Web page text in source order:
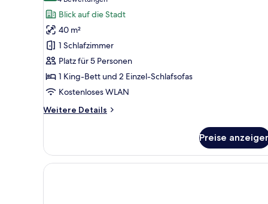
Business-
Studiosuite,
Terrasse
anzeigen
Bewertungen)
Blick auf die Stadt
40 m²
1 Schlafzimmer
Platz für 5 Personen
1 King-Bett und 2 Einzel-Schlafsofas
Kostenloses WLAN
Weitere Details
Weitere
Studiosuite,
Terrasse
Preise